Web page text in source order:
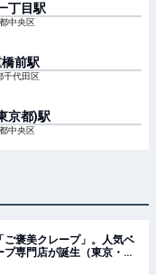
丁目駅
中央区
前駅
千代田区
京都)駅
中央区
ご褒美クレープ」。人気ベ
専門店が誕生（東京・日